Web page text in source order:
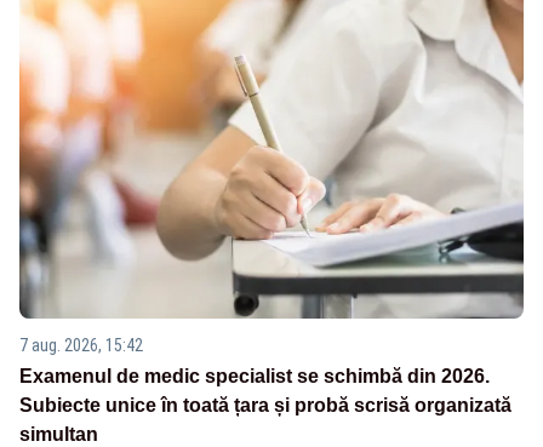
7 aug. 2026, 15:42
Examenul de medic specialist se schimbă din 2026.
Subiecte unice în toată țara și probă scrisă organizată
simultan